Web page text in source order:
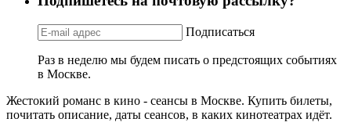
Подписаться
Раз в неделю мы будем писать о предстоящих событиях
в Москве.
Жестокий романс в кино - сеансы в Москве. Купить билеты,
почитать описание, даты сеансов, в каких кинотеатрах идёт.